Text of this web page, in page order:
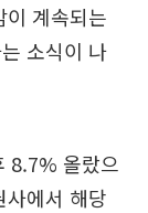
계속되는
소식이 나
8.7% 올랐으
에서 해당